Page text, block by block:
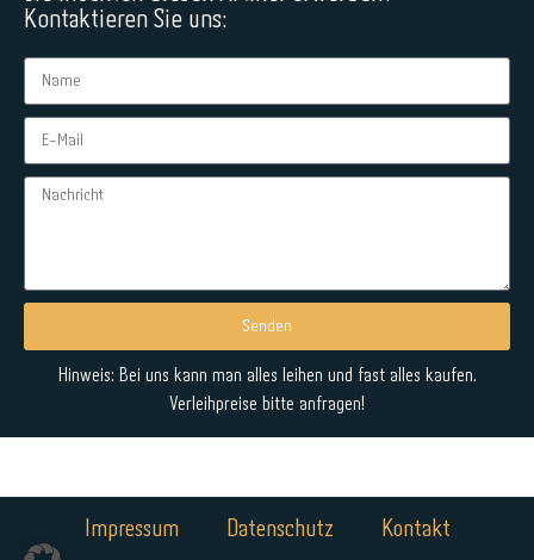
Kontaktieren Sie uns:
Senden
Alternative:
Hinweis: Bei uns kann man alles leihen und fast alles kaufen.
Verleihpreise bitte anfragen!
Impressum Datenschutz Kontakt